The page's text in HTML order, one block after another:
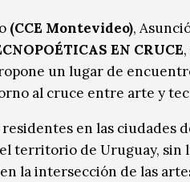
(CCE Montevideo),
EN CRUCE
un lugar de
al cruce entre arte y
en las ciudades
territorio de Uruguay, sin
la intersección de las